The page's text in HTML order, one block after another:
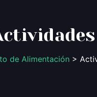
de Alimentación >